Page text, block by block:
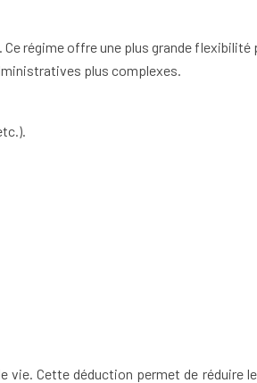
régime offre une plus grande
plus complexes.
vie. Cette déduction permet de réduire